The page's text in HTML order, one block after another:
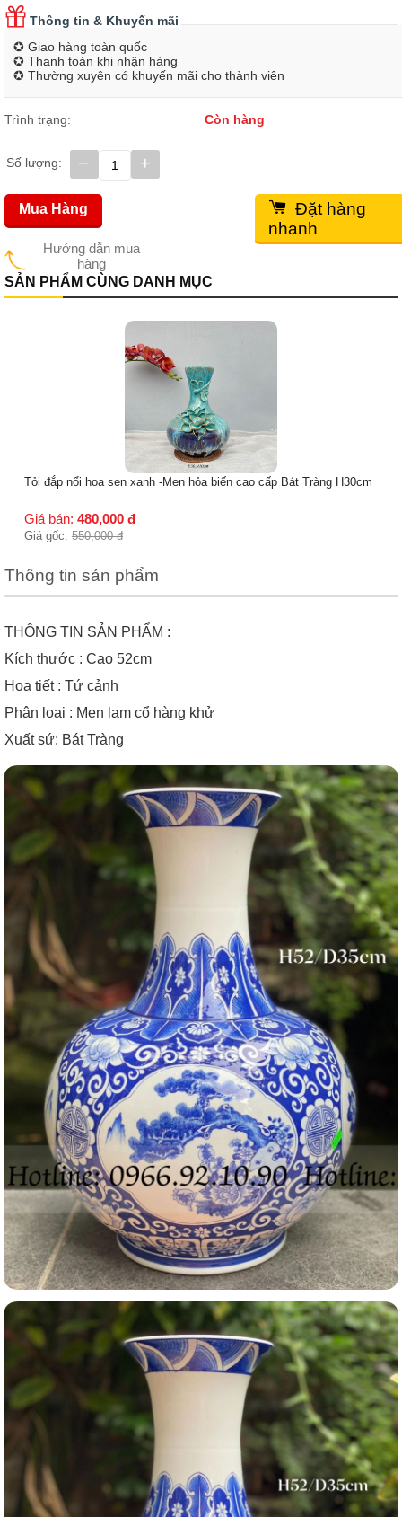
Thông tin & Khuyến mãi
✪ Giao hàng toàn quốc
✪ Thanh toán khi nhận hàng
✪ Thường xuyên có khuyến mãi cho thành viên
Trình trạng: Còn hàng
Số lượng: +
−
Hướng dẫn mua
hàng
Mua Hàng
Đặt hàng
nhanh
SẢN PHẨM CÙNG DANH MỤC
Tỏi Ngỗng men hỏa biến cao cấp - H36cm
Giá bán:350,000 đ
450,000 đ
Thông tin sản phẩm
THÔNG TIN SẢN PHẨM :
Kích thước : Cao 52cm
Họa tiết : Tứ cảnh
Phân loại : Men lam cổ hàng khử
Xuất sứ: Bát Tràng